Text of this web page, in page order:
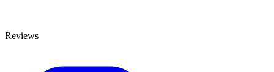
Reviews